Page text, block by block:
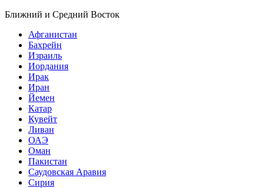
Ближний и Средний Восток
Афганистан
Бахрейн
Израиль
Иордания
Ирак
Иран
Йемен
Катар
Кувейт
Ливан
ОАЭ
Оман
Пакистан
Саудовская Аравия
Сирия